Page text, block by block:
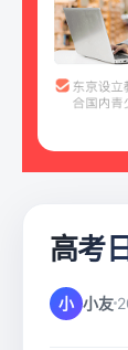
高考
小 小友